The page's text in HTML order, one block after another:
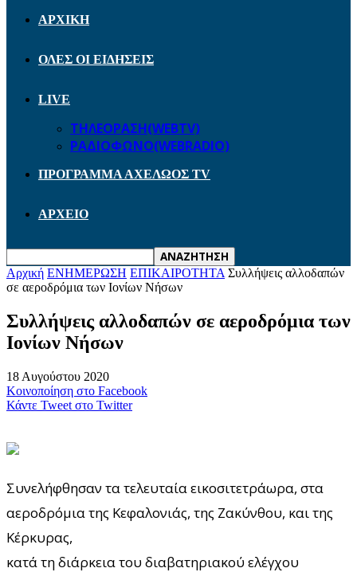
ΑΡΧΙΚΗ
ΟΛΕΣ ΟΙ ΕΙΔΗΣΕΙΣ
LIVE
ΤΗΛΕΟΡΑΣΗ(WEBTV)
ΡΑΔΙΟΦΩΝΟ(WEBRADIO)
ΠΡΟΓΡΑΜΜΑ ΑΧΕΛΩΟΣ TV
ΑΡΧΕΙΟ
Αρχική ΕΝΗΜΕΡΩΣΗ ΕΠΙΚΑΙΡΟΤΗΤΑ Συλλήψεις αλλοδαπών
σε αεροδρόμια των Ιονίων Νήσων
Συλλήψεις αλλοδαπών σε αεροδρόμια των
Ιονίων Νήσων
18 Αυγούστου 2020
Κοινοποίηση στο Facebook
Κάντε Tweet στο Twitter
Συνελήφθησαν τα τελευταία εικοσιτετράωρα, στα
αεροδρόμια της Κεφαλονιάς, της Ζακύνθου, και της
Κέρκυρας,
κατά τη διάρκεια του διαβατηριακού ελέγχου